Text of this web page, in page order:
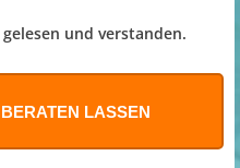
gelesen und verstanden.